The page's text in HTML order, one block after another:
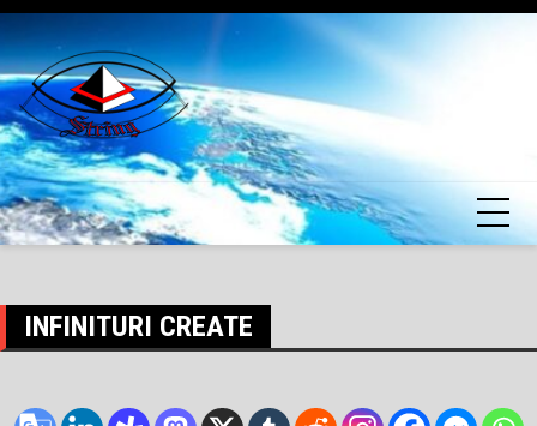
Skip
to
content
INFINITURI CREATE